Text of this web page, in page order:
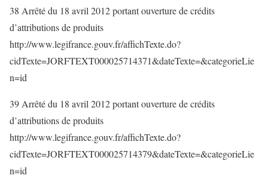
38 Arrêté du 18 avril 2012 portant ouverture de crédits
d’attributions de produits
http://www.legifrance.gouv.fr/affichTexte.do?
cidTexte=JORFTEXT000025714371&dateTexte=&categorieLie
n=id
39 Arrêté du 18 avril 2012 portant ouverture de crédits
d’attributions de produits
http://www.legifrance.gouv.fr/affichTexte.do?
cidTexte=JORFTEXT000025714379&dateTexte=&categorieLie
n=id